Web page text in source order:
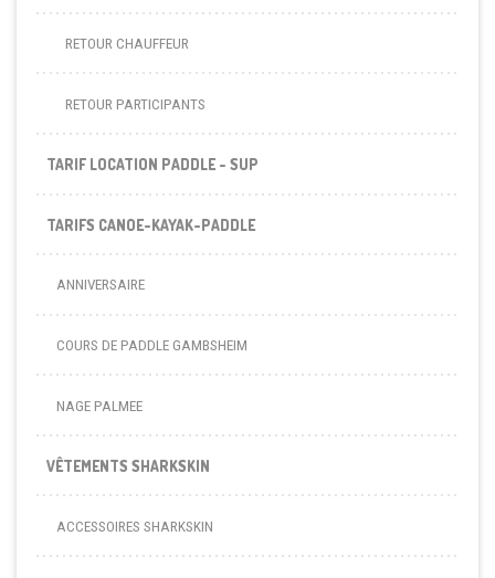
RETOUR CHAUFFEUR
RETOUR PARTICIPANTS
TARIF LOCATION PADDLE - SUP
TARIFS CANOE-KAYAK-PADDLE
ANNIVERSAIRE
COURS DE PADDLE GAMBSHEIM
NAGE PALMEE
VÊTEMENTS SHARKSKIN
ACCESSOIRES SHARKSKIN